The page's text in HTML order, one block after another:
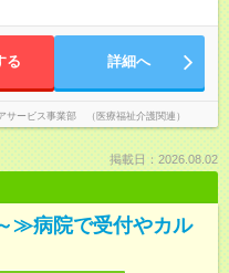
る 詳細へ
ービス事業部 （医療福祉介護関連）
掲載日：2026.08.02
≫病院で受付やカル